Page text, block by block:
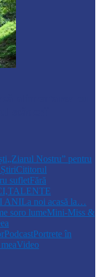
„Ziarul Nostru” pentru
Cititorul
sufletFără
ANILa noi acasă la…
soro lumeMini-Miss &
PodcastPortrete în
Video